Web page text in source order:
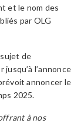
et le nom des
par OLG
de
l’annonce
annoncer le
2025.
à nos